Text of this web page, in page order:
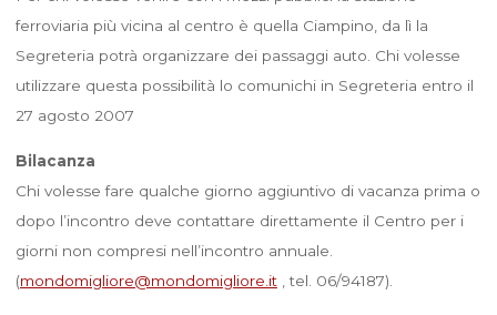
ferroviaria più vicina al centro è quella Ciampino, da lì la
Segreteria potrà organizzare dei passaggi auto. Chi volesse
utilizzare questa possibilità lo comunichi in Segreteria entro il
27 agosto 2007
Bilacanza
Chi volesse fare qualche giorno aggiuntivo di vacanza prima o
dopo l’incontro deve contattare direttamente il Centro per i
giorni non compresi nell’incontro annuale.
(mondomigliore@mondomigliore.it, tel. 06/94187).